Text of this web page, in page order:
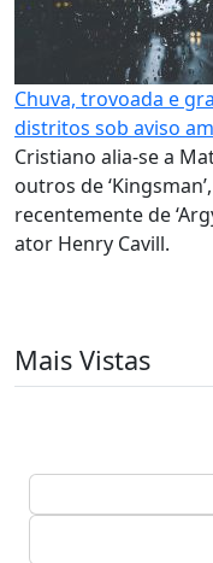
Chuva, trovoada e
distritos sob aviso
Cristiano alia-se a
outros de
recentemente de
ator Henry Cavill.
Mais Vistas